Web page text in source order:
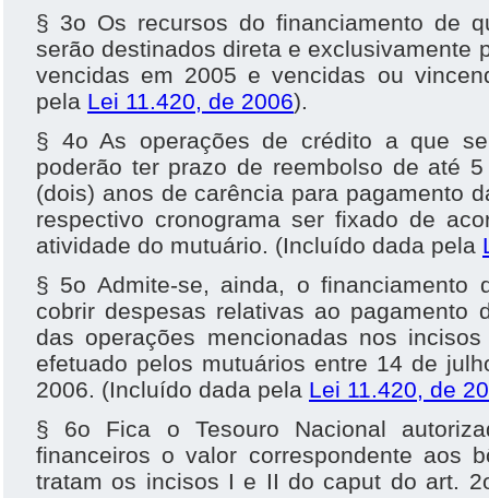
§ 3o Os recursos do financiamento de
serão destinados direta e exclusivamente
vencidas em 2005 e vencidas ou
pela Lei 11.420, de 2006).
§ 4o As operações de crédito a que
poderão ter prazo de reembolso de até
(dois) anos de carência para pagamento
respectivo cronograma ser fixado de
atividade do mutuário. (Incluído dada pela
§ 5o Admite-se, ainda, o financiamento
cobrir despesas relativas ao pagamento
das operações mencionadas nos
efetuado pelos mutuários entre 14 de
2006. (Incluído dada pela Lei 11.420, de
§ 6o Fica o Tesouro Nacional
financeiros o valor correspondente aos
tratam os incisos I e II do caput do art.